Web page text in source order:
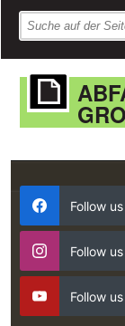
Follow
Follow
Follow